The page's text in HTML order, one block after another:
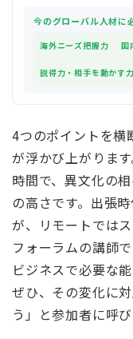
今のグローバル人材に
海外ニーズ把握力 国
説得力・相手を動かす力
4つのポイントを横
が浮かび上がりま
時間で、異文化の
の高さです。出張
が、リモートでは
フォーラムの講師
ビジネスで必要な
ぜひ、その変化に
う」と参加者に呼び